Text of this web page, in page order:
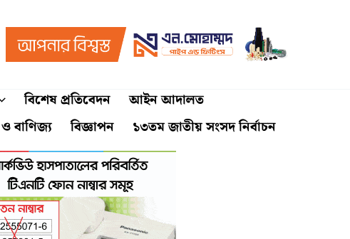
বিশেষ প্রতিবেদন
আইন আদালত
বাণিজ্য বিজ্ঞাপন ১৩তম জাতীয় সংসদ নির্বাচন